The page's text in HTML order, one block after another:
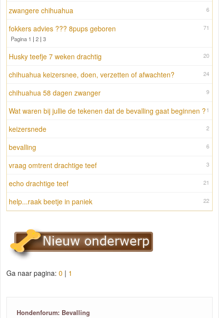
6
zwangere chihuahua
71
fokkers advies ??? 8pups geboren
Pagina 1 | 2 | 3
20
Husky teefje 7 weken drachtig
24
chihuahua keizersnee, doen, verzetten of afwachten?
9
chihuahua 58 dagen zwanger
1
Wat waren bij jullie de tekenen dat de bevalling gaat beginnen ?
2
keizersnede
6
bevalling
3
vraag omtrent drachtige teef
21
echo drachtige teef
22
help...raak beetje in paniek
Ga naar pagina: 0 | 1
Hondenforum: Bevalling